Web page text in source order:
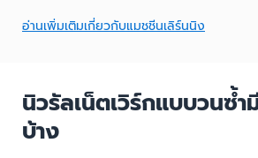
อ่านเพิ่มเติมเกี่ยวกับแมชชีนเลิร์นนิง
นิวรัลเน็ตเวิร์กแบบวนซ้ำ
บ้าง